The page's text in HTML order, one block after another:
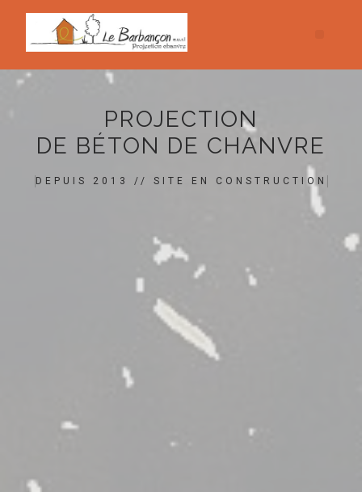
PROJECTION
DE BÉTON DE CHANVRE
DEPUIS 2013 // SITE EN CONSTRUCTION